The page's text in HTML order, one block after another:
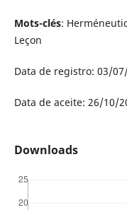
Mots-clés:
Leçon
Data de registro: 03/
Data de aceite: 26/10/
Downloads